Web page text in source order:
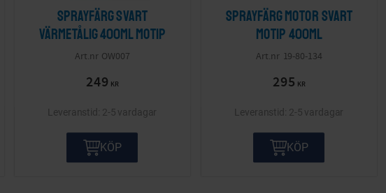
Sprayfärg Svart
Värmetålig 400ml Motip
OW007
249 KR
2-5 vardagar
KÖP
Sprayfärg motor svart
Motip 400ml
19-80-134
295 KR
2-5 vardagar
KÖP